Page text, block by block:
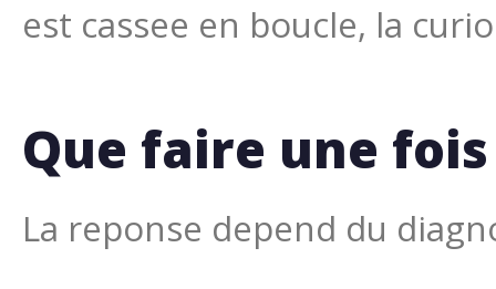
est cassee en boucle, la
Que faire une
La reponse depend du